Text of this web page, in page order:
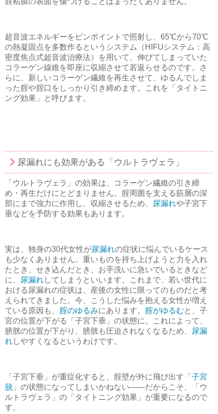
超音波エネルギーをピンポイントで照射し、65℃から70℃
の熱凝固点を多数作るというシステム（HIFUシステム：高
密度焦点式超音波治療法）を用いて、伸びてしまっていた
コラーゲン線維を即座に収縮させて若返らせるのです。さ
らに、新しいコラーゲン繊維を再生させて、ゆるんでしま
った腟や腟口をしっかり引き締めます。これを「タイトニ
ング効果」と呼びます。
尿漏れにも効果がある「ウルトラヴェラ」
「ウルトラヴェラ」の効果は、コラーゲン繊維の引き締
め・再生だけにとどまりません。腟周囲を支える筋層の深
部にまで強力に作用し、収縮させるため、
尿漏れや子宮下
垂などを予防する効果もあります。
実は、独身の30代女性が尿漏れの症状に悩んでいるケース
も少なくありません。重いものを持ち上げようと力を入れ
たとき、せき込んだとき、お手洗いに急いでいるときなど
に、
尿漏れしてしまうといいます。これまで、若い世代に
おける尿漏れの症状は、産後の女性に限ってのものだと考
えられてきました。今、こうした悩みを抱える女性が増え
ている原因も、 腟のゆるみにあります。 腟がゆるむ と、子
宮の位置が下がる「子宮下垂」の状態に。これによって、
膀胱の位置が下がり、膀胱も圧迫されなくなるため、
尿漏
れしやすくなるというわけです。
「子宮下垂」が重症化すると、腟壁が外に飛び出す「 子宮
脱 」の状態になってしまいかねない――だからこそ、「ウ
ルトラヴェラ」の「タイトニング効果」が重要になるので
す。